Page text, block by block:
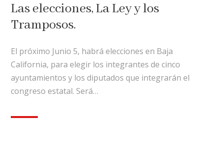
Las elecciones, La Ley y los
Tramposos.
El próximo Junio 5, habrá elecciones en Baja
California, para elegir los integrantes de cinco
ayuntamientos y los diputados que integrarán el
congreso estatal. Será…